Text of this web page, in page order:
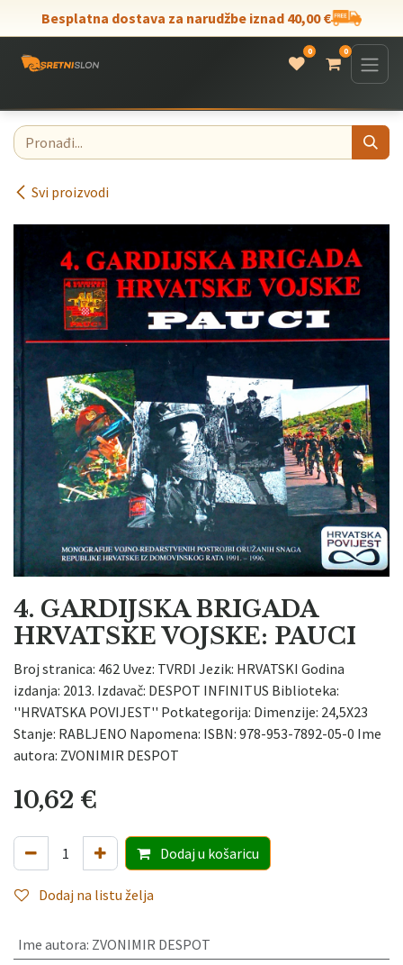
Skip to Content
Besplatna dostava za narudžbe iznad 40,00 €
0 0
Svi proizvodi
4. GARDIJSKA BRIGADA
HRVATSKE VOJSKE: PAUCI
Broj stranica: 462 Uvez: TVRDI Jezik: HRVATSKI Godina
izdanja: 2013. Izdavač: DESPOT INFINITUS Biblioteka:
''HRVATSKA POVIJEST'' Potkategorija: Dimenzije: 24,5X23
Stanje: RABLJENO Napomena: ISBN: 978-953-7892-05-0 Ime
autora: ZVONIMIR DESPOT
10,62 €
Dodaju košaricu
Dodaj na listu želja
Ime autora: ZVONIMIR DESPOT